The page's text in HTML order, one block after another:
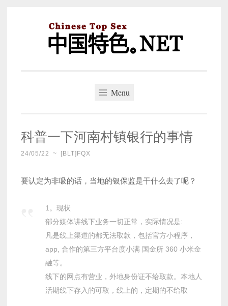
Menu
科普一下河南村镇银行的事情
24/05/22 ~ [BLT]FQX
要认定为非吸的话，当地的银保监是干什么去了呢？
1。现状
部分媒体讲线下业务一切正常，实际情况是:
凡是线上渠道的都无法取款，包括官方小程序，
app, 合作的第三方平台度小满 国金所 360 小米金
融等。
线下的网点有营业，外地身份证不给取款。本地人
活期线下存入的可取，线上的，定期的不给取